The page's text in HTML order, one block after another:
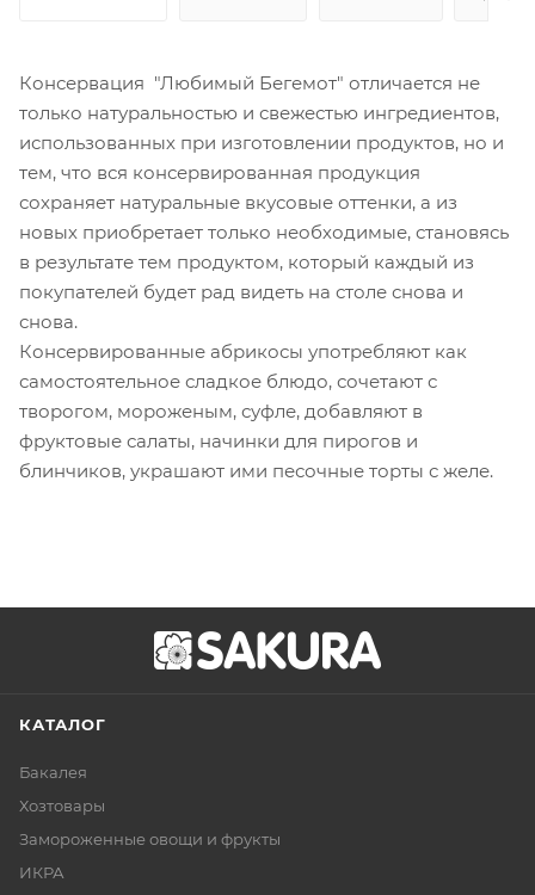
Консервация "Любимый Бегемот" отличается не
только натуральностью и свежестью ингредиентов,
использованных при изготовлении продуктов, но и
тем, что вся консервированная продукция
сохраняет натуральные вкусовые оттенки, а из
новых приобретает только необходимые, становясь
в результате тем продуктом, который каждый из
покупателей будет рад видеть на столе снова и
снова.
Консервированные абрикосы употребляют как
самостоятельное сладкое блюдо, сочетают с
творогом, мороженым, суфле, добавляют в
фруктовые салаты, начинки для пирогов и
блинчиков, украшают ими песочные торты с желе.
КАТАЛОГ
Бакалея
Хозтовары
Замороженные овощи и фрукты
ИКРА